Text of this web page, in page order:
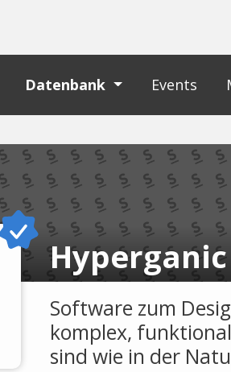
Datenbank Events
Software zum
komplex,
sind wie in der